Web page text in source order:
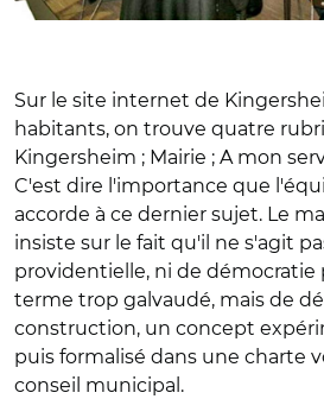
Sur le site internet de
habitants, on trouve quatre
Kingersheim ; Mairie ; A mon
C'est dire l'importance que
accorde à ce dernier sujet. Le
insiste sur le fait qu'il ne s'agit
providentielle, ni de démocratie
terme trop galvaudé, mais de
construction, un concept
puis formalisé dans une charte
conseil municipal.